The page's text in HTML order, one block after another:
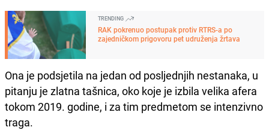
TRENDING
RAK pokrenuo postupak protiv RTRS-a po
zajedničkom prigovoru pet udruženja žrtava
Ona je podsjetila na jedan od posljednjih nestanaka, u
pitanju je zlatna tašnica, oko koje je izbila velika afera
tokom 2019. godine, i za tim predmetom se intenzivno
traga.